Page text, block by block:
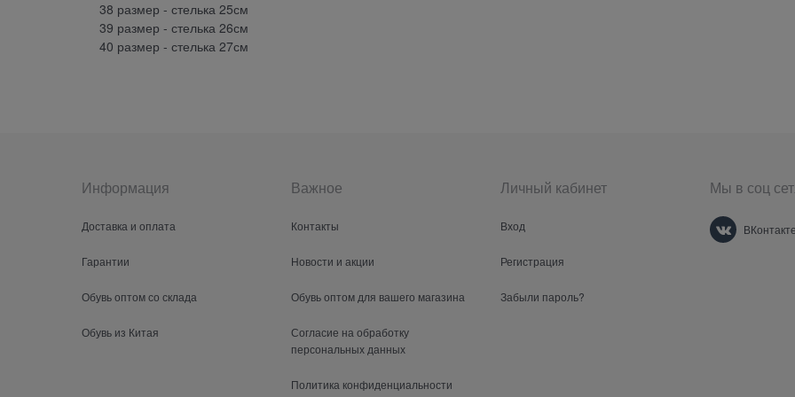
38 размер - стелька 25см
39 размер - стелька 26см
40 размер - стелька 27см
Информация
Доставка и оплата
Гарантии
Обувь оптом со склада
Обувь из Китая
Важное
Контакты
Новости и акции
Обувь оптом для вашего магазина
Согласие на обработку
персональных данных
Политика конфиденциальности
Личный кабинет
Вход
Регистрация
Забыли пароль?
Мы в соц